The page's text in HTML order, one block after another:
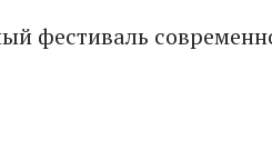
фестиваль